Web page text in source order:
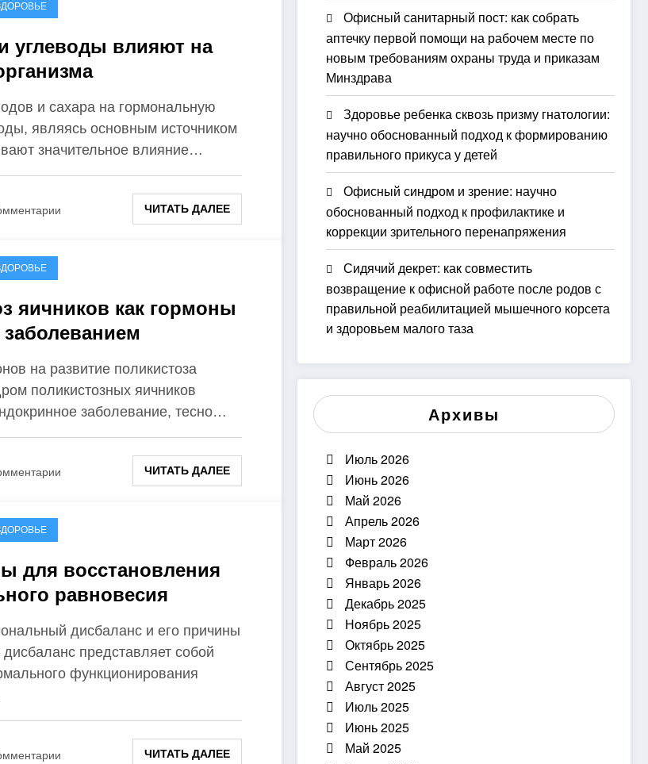
углеводы влияют на
и сахара на гормональную
являясь основным источником
значительное влияние…
ЧИТАТЬ ДАЛЕЕ
яичников как гормоны
на развитие поликистоза
поликистозных яичников
заболевание, тесно…
ЧИТАТЬ ДАЛЕЕ
для восстановления
равновесия
дисбаланс и его причины
представляет собой
функционирования
ЧИТАТЬ ДАЛЕЕ
Офисный санитарный пост: как собрать
аптечку первой помощи на рабочем месте по
новым требованиям охраны труда и приказам
Минздрава
Здоровье ребенка сквозь призму гнатологии:
научно обоснованный подход к формированию
правильного прикуса у детей
Офисный синдром и зрение: научно
обоснованный подход к профилактике и
коррекции зрительного перенапряжения
Сидячий декрет: как совместить
возвращение к офисной работе после родов с
правильной реабилитацией мышечного корсета
и здоровьем малого таза
Архивы
Июль 2026
Июнь 2026
Май 2026
Апрель 2026
Март 2026
Февраль 2026
Январь 2026
Декабрь 2025
Ноябрь 2025
Октябрь 2025
Сентябрь 2025
Август 2025
Июль 2025
Июнь 2025
Май 2025